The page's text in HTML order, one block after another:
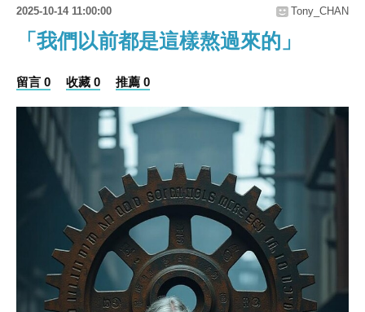
2025-10-14 11:00:00 Tony_CHAN
「我們以前都是這樣熬過來的」
留言 0 收藏 0 推薦 0